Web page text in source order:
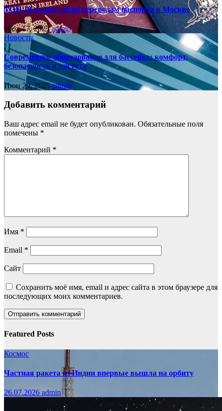
ТОП-10 компаний по переводам паспорта в Москве
Июл 17, 2025admin
Новости
Современное оборудование для бассейна: комфорт,
безопасность и чистота
Июн 29, 2025admin
Добавить комментарий
Ваш адрес email не будет опубликован. Обязательные поля
помечены *
Комментарий *
Имя *
Email *
Сайт
Сохранить моё имя, email и адрес сайта в этом браузере для
последующих моих комментариев.
Featured Posts
Космос
Частная ракета из Индии впервые вышла на орбиту
26.07.2026 admin